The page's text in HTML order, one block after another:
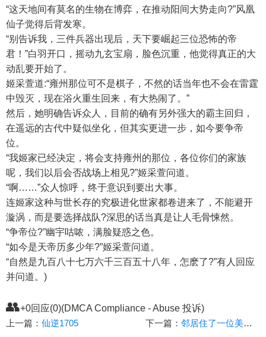
“这天地间有莫名的生物在博弈，在推动阳间大势走向?”风凰
仙子觉得后背发寒。
“别告诉我，三件兵器出现后，天下要崛起三位恐怖的帝
君！”白羽开口，摇动九玄宝扇，脸色沉重，他觉得真正的大
动乱要开始了。
姬采萱道:“雍州那位可不是棋子，不然的话当年也不会在雷霆
中毁灭，现在浴火重生回来，有大热闹了。”
然后，她明确告诉众人，目前的确有另外强大的霸主回归，
在遥远的古代中疑似坐化，但其实更进一步，如今要争帝
位。
“我姬家已经决定，将会支持雍州的那位，各位你们的家族
呢，我们以后会否战场上相见?”姬采萱问道。
“啊……”众人惊呼，终于意识到要出大事。
连姬家这种与世长存的究极进化世家都卷进来了，不能避开
漩涡，而是要选择战队?深思的话当真是让人毛骨悚然。
“争帝位?”幽宇咕哝，满脸疑惑之色。
“如今是天帝历多少年?”姬采萱问道。
“自然是九百八十七万六千三百五十八年，怎麽了?”有人回应
并问道。)
👥+0回应(0)(DMCA Compliance - Abuse 投诉)
上一篇： 仙逆1705 下一篇：邻居住了一位美丽尤物OL女生(2)